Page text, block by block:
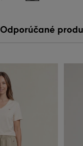
Odporúčané